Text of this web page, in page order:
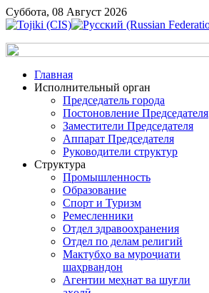
Суббота, 08 Август 2026
Главная
Исполнительный орган
Председатель города
Постоновление Председателя
Заместители Председателя
Аппарат Председателя
Руководители структур
Структура
Промышленность
Образование
Спорт и Туризм
Ремесленники
Отдел здравоохранения
Отдел по делам религий
Мактубҳо ва муроҷиати
шаҳрвандон
Агентии меҳнат ва шуғли